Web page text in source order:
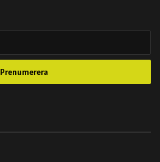
Prenumerera